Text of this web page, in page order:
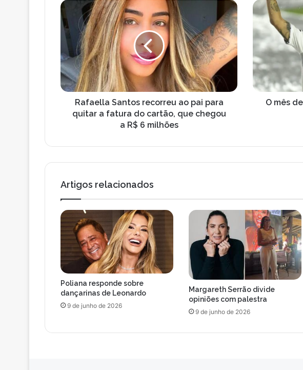
u
e
n
r
e
ç
o
a
R
a
l
l
a
S
s
o
r
e
u
a
o
p
a
i
p
a
Rafaella Santos recorreu ao pai para
quitar a fatura do cartão, que chegou
a R$ 6 milhões
O
m
ê
e
m
a
r
o
s
e
r
e
s
p
c
a
O mês
Artigos relacionados
Poliana responde sobre
dançarinas de Leonardo
9 de junho de 2026
Margareth Serrão divide
opiniões com palestra
9 de junho de 2026